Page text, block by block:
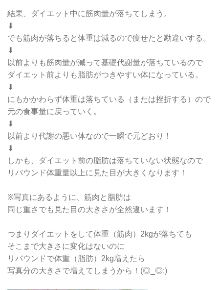
結果、ダイエット中に筋肉量が落ちてしまう。
⬇︎
でも筋肉が落ちると体重は減るので痩せたと勘違いする。
⬇︎
以前よりも筋肉量が減って基礎代謝量が落ちているので
ダイエット前よりも脂肪がつきやすい体になっている。
⬇︎
にもかかわらず体重は落ちている（または挫折する）ので
元の食事量に戻っていく。
⬇︎
以前より代謝の悪い体なので一瞬で元どおり！
⬇︎
しかも、ダイエット前の脂肪は落ちていない状態なので
リバウンド体重量以上に見た目が大きくなります！
※写真にあるように、筋肉と脂肪は
同じ重さでも見た目の大きさが全然違います！
つまりダイエットをして体重（筋肉）2kgが落ちても
そこまで大きさに変化はないのに
リバウンドで体重（脂肪）2kg増えたら
写真分の大きさで増えてしまうから！(◎_◎;)